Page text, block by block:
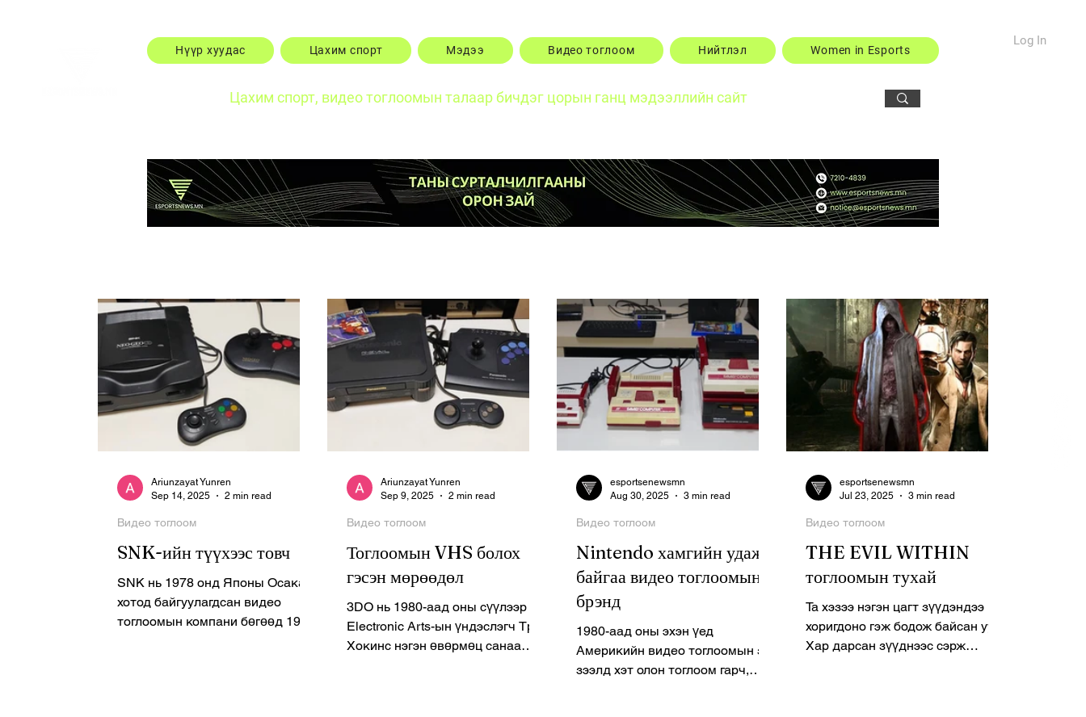
Нүүр хуудас Цахим спорт Мэдээ Видео тоглоом Нийтлэл Women in Esports
Log In
Цахим спорт, видео тоглоомын талаар бичдэг цорын ганц мэдээллийн сайт
Posts
SNK-ийн түүхээс товч
SNK нь 1978 онд Японы Осака
хотод байгуулагдсан видео
тоглоомын компани бөгөөд 1980-
Видео тоглоом
Ariunzayat Yunren
Sep 14, 2025
2 min read
Тоглоомын VHS болох
гэсэн мөрөөдөл
3DO нь 1980-аад оны сүүлээр
Electronic Arts-ын үндэслэгч Трип
Хокинс нэгэн өвөрмөц санаа
Видео тоглоом
Ariunzayat Yunren
Sep 9, 2025
2 min read
Nintendo хамгийн удаж
байгаа видео тоглоомын
брэнд
1980-аад оны эхэн үед
Америкийн видео тоглоомын зах
зээлд хэт олон тоглоом гарч,
Видео тоглоом
esportsenewsmn
Aug 30, 2025
3 min read
THE EVIL WITHIN
тоглоомын тухай
Та хэзээ нэгэн цагт зүүдэндээ
хоригдоно гэж бодож байсан уу?
Хар дарсан зүүднээс сэрж
Видео тоглоом
esportsenewsmn
Jul 23, 2025
3 min read